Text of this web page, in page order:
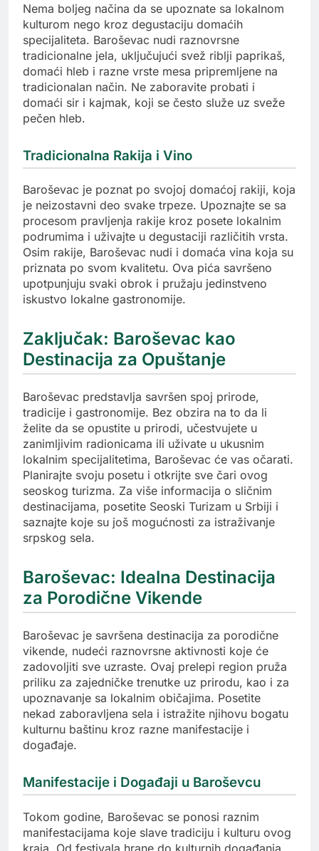
Nema boljeg načina da se upoznate sa lokalnom
kulturom nego kroz degustaciju domaćih
specijaliteta. Baroševac nudi raznovrsne
tradicionalne jela, uključujući svež riblji paprikaš,
domaći hleb i razne vrste mesa pripremljene na
tradicionalan način. Ne zaboravite probati i
domaći sir i kajmak, koji se često služe uz sveže
pečen hleb.
Tradicionalna Rakija i Vino
Baroševac je poznat po svojoj domaćoj rakiji, koja
je neizostavni deo svake trpeze. Upoznajte se sa
procesom pravljenja rakije kroz posete lokalnim
podrumima i uživajte u degustaciji različitih vrsta.
Osim rakije, Baroševac nudi i domaća vina koja su
priznata po svom kvalitetu. Ova pića savršeno
upotpunjuju svaki obrok i pružaju jedinstveno
iskustvo lokalne gastronomije.
Zaključak: Baroševac kao
Destinacija za Opuštanje
Baroševac predstavlja savršen spoj prirode,
tradicije i gastronomije. Bez obzira na to da li
želite da se opustite u prirodi, učestvujete u
zanimljivim radionicama ili uživate u ukusnim
lokalnim specijalitetima, Baroševac će vas očarati.
Planirajte svoju posetu i otkrijte sve čari ovog
seoskog turizma. Za više informacija o sličnim
destinacijama, posetite Seoski Turizam u Srbiji i
saznajte koje su još mogućnosti za istraživanje
srpskog sela.
Baroševac: Idealna Destinacija
za Porodične Vikende
Baroševac je savršena destinacija za porodične
vikende, nudeći raznovrsne aktivnosti koje će
zadovoljiti sve uzraste. Ovaj prelepi region pruža
priliku za zajedničke trenutke uz prirodu, kao i za
upoznavanje sa lokalnim običajima. Posetite
nekad zaboravljena sela i istražite njihovu bogatu
kulturnu baštinu kroz razne manifestacije i
događaje.
Manifestacije i Događaji u Baroševcu
Tokom godine, Baroševac se ponosi raznim
manifestacijama koje slave tradiciju i kulturu ovog
kraja. Od festivala hrane do kulturnih događanja,